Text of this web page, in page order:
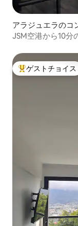
アラジュエラのコ
JSM空港から10分
大好評のゲストチ
ゲストチョイス